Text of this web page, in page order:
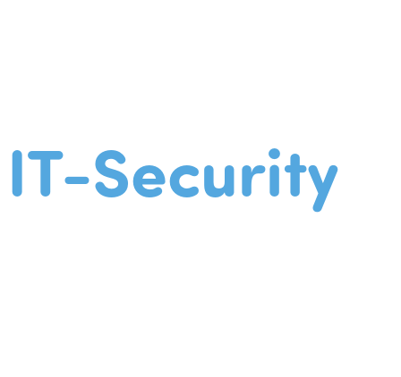
IT-Security